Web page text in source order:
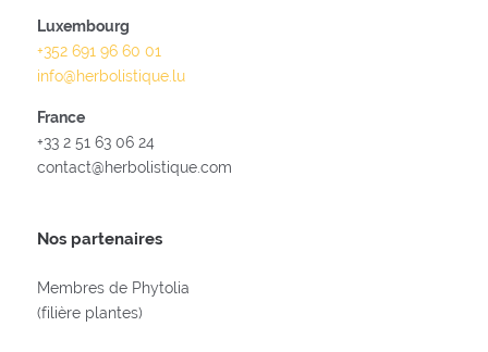
Luxembourg
+352 691 96 60 01
info@herbolistique.lu
France
+33 2 51 63 06 24
contact@herbolistique.com
Nos partenaires
Membres de Phytolia
(filière plantes)